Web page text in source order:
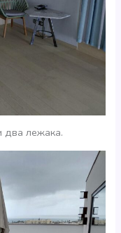
два лежака.